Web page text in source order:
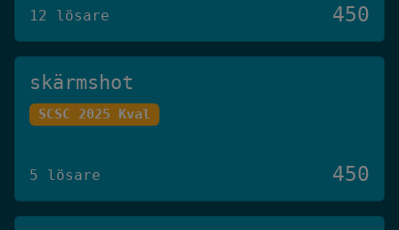
12 lösare 450
skärmshot
SCSC 2025 Kval
5 lösare 450